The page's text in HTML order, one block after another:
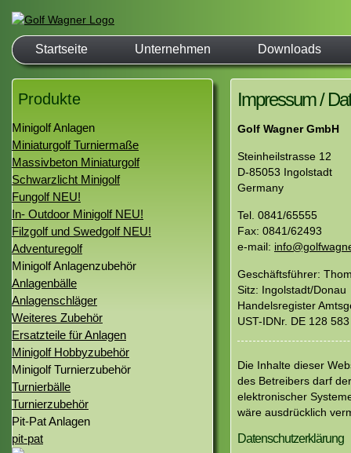
Startseite Unternehmen Downloads
Produkte
Minigolf Anlagen
Miniaturgolf Turniermaße
Massivbeton Miniaturgolf
Schwarzlicht Minigolf
Fungolf NEU!
In- Outdoor Minigolf NEU!
Filzgolf und Swedgolf NEU!
Adventuregolf
Minigolf Anlagenzubehör
Anlagenbälle
Anlagenschläger
Weiteres Zubehör
Ersatzteile für Anlagen
Minigolf Hobbyzubehör
Minigolf Turnierzubehör
Turnierbälle
Turnierzubehör
Pit-Pat Anlagen
pit-pat
Impressum /
Golf Wagner GmbH
Steinheilstrasse 12
D-85053 Ingolstadt
Germany
Tel. 0841/65555
Fax: 0841/62493
e-mail:
Geschäftsführer:
Sitz: Ingolstadt/Donau
Handelsregister
UST-IDNr. DE 128
Die Inhalte dieser
des Betreibers darf
elektronischer
wäre ausdrücklich
Datenschutzerklärung